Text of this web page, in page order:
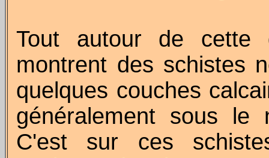
Tout autour de cette
montrent des schistes
quelques couches
généralement sous
C'est sur ces